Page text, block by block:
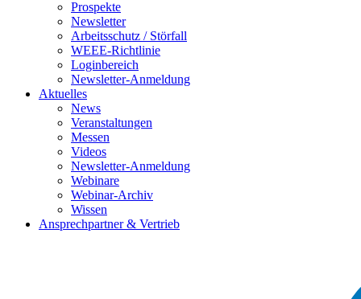
Prospekte
Newsletter
Arbeitsschutz / Störfall
WEEE-Richtlinie
Loginbereich
Newsletter-Anmeldung
Aktuelles
News
Veranstaltungen
Messen
Videos
Newsletter-Anmeldung
Webinare
Webinar-Archiv
Wissen
Ansprechpartner & Vertrieb